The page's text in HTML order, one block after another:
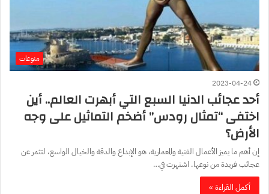
منوعات
2023-04-24
أحد عجائب الدنيا السبع التي أبهرت العالم.. أين
اختفى “تمثال رودس” أضخم التماثيل على وجه
الأرض؟
إن أهم ما يميز الأعمال الفنية والمعمارية، هو الإبداع والدقة والخيال الواسع، لتثمر عن
عجائب فريدة من نوعها. اشتهرت في…
أكمل القراءة »